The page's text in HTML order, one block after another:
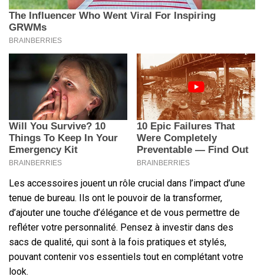
Les accessoires jouent un rôle crucial dans l’impact d’une
tenue de bureau. Ils ont le pouvoir de la transformer,
d’ajouter une touche d’élégance et de vous permettre de
refléter votre personnalité. Pensez à investir dans des
sacs de qualité, qui sont à la fois pratiques et stylés,
pouvant contenir vos essentiels tout en complétant votre
look.